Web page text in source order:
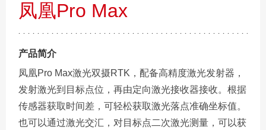
凤凰Pro Max
产品简介
凤凰Pro Max激光双摄RTK，配备高精度激光发射器，
发射激光到目标点位，再由定向激光接收器接收。根据
传感器获取时间差，可轻松获取激光落点准确坐标值。
也可以通过激光交汇，对目标点二次激光测量，可以获